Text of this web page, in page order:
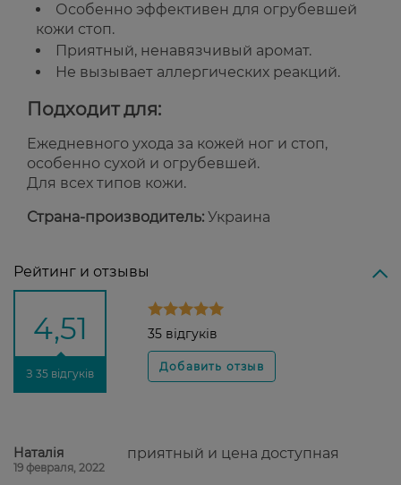
Особенно эффективен для огрубевшей
кожи стоп.
Приятный, ненавязчивый аромат.
Не вызывает аллергических реакций.
Подходит для:
Ежедневного ухода за кожей ног и стоп,
особенно сухой и огрубевшей.
Для всех типов кожи.
Страна-производитель: Украина
Рейтинг и отзывы
4,51
З 35 відгуків
35 відгуків
Наталія
19 февраля, 2022
приятный и цена доступная